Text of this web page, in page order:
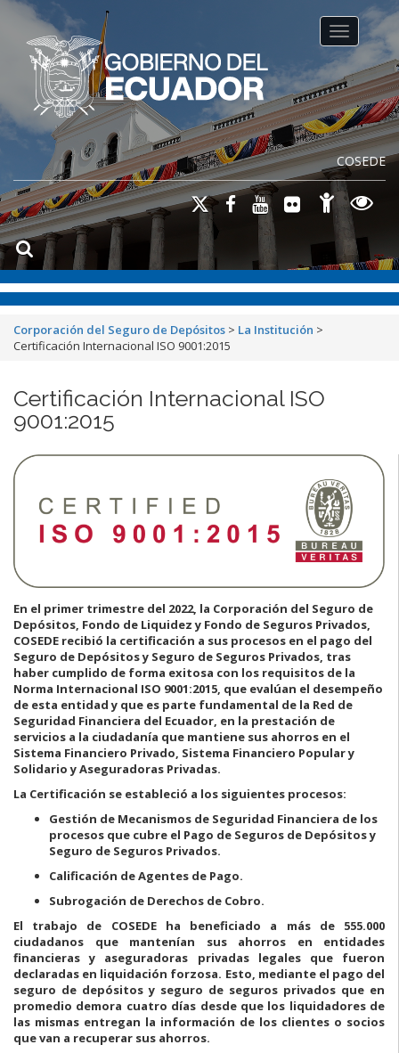
COSEDE
Toggle
Corporación del Seguro de Depósitos > La Institución >
Certificación Internacional ISO 9001:2015
Certificación Internacional ISO
9001:2015
En el primer trimestre del 2022, la Corporación del Seguro de
Depósitos, Fondo de Liquidez y Fondo de Seguros Privados,
COSEDE recibió la certificación a sus procesos en el pago del
Seguro de Depósitos y Seguro de Seguros Privados, tras
haber cumplido de forma exitosa con los requisitos de la
Norma Internacional ISO 9001:2015, que evalúan el desempeño
de esta entidad y que es parte fundamental de la Red de
Seguridad Financiera del Ecuador, en la prestación de
servicios a la ciudadanía que mantiene sus ahorros en el
Sistema Financiero Privado, Sistema Financiero Popular y
Solidario y Aseguradoras Privadas.
La Certificación se estableció a los siguientes procesos:
Gestión de Mecanismos de Seguridad Financiera de los
procesos que cubre el Pago de Seguros de Depósitos y
Seguro de Seguros Privados.
Calificación de Agentes de Pago.
Subrogación de Derechos de Cobro.
El trabajo de COSEDE ha beneficiado a más de 555.000
ciudadanos que mantenían sus ahorros en entidades
financieras y aseguradoras privadas legales que fueron
declaradas en liquidación forzosa. Esto, mediante el pago del
seguro de depósitos y seguro de seguros privados que en
promedio demora cuatro días desde que los liquidadores de
las mismas entregan la información de los clientes o socios
que van a recuperar sus ahorros.